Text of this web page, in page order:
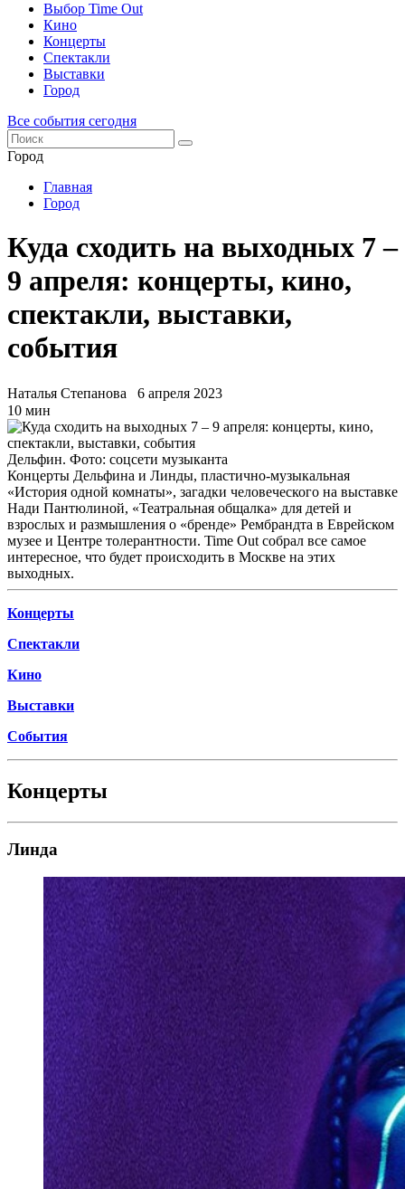
Выбор Time Out
Кино
Концерты
Спектакли
Выставки
Город
Все события сегодня
Город
Главная
Город
Куда сходить на выходных 7 –
9 апреля: концерты, кино,
спектакли, выставки,
события
Наталья Степанова
6 апреля 2023
10 мин
Дельфин. Фото: соцсети музыканта
Концерты Дельфина и Линды, пластично-музыкальная
«История одной комнаты», загадки человеческого на выставке
Нади Пантюлиной, «Театральная общалка» для детей и
взрослых и размышления о «бренде» Рембрандта в Еврейском
музее и Центре толерантности. Time Out собрал все самое
интересное, что будет происходить в Москве на этих
выходных.
Концерты
Спектакли
Кино
Выставки
События
Концерты
Линда